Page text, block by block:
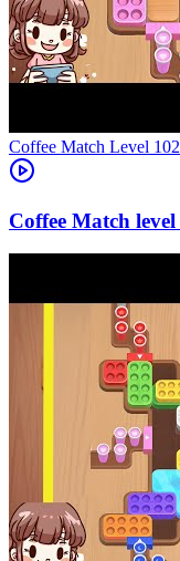
Level 102